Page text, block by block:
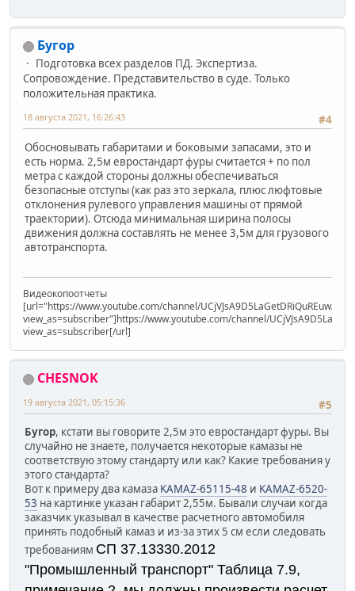
Бугор
Подготовка всех разделов ПД. Экспертиза.
Сопровождение. Представительство в суде. Только
положительная практика.
#4
18 августа 2021, 16:26:43
Обосновывать габаритами и боковыми запасами, это и
есть норма. 2,5м евростандарт фуры считается + по пол
метра с каждой стороны должны обеспечиваться
безопасные отступы (как раз это зеркала, плюс люфтовые
отклонения рулевого управления машины от прямой
траектории). Отсюда минимальная ширина полосы
движения должна составлять не менее 3,5м для грузового
автотранспорта.
Видеокопоотчеты
[url="https://www.youtube.com/channel/UCjVJsA9D5LaGetDRiQuREuw/
view_as=subscriber"]https://www.youtube.com/channel/
view_as=subscriber[/url]
CHESNOK
#5
19 августа 2021, 05:15:36
Бугор, кстати вы говорите 2,5м это евростандарт фуры. Вы
случайно не знаете, получается некоторые камазы не
соответствую этому стандарту или как? Какие требования у
этого стандарта?
Вот к примеру два камаза KAMAZ-65115-48 и KAMAZ-6520-
53 на картинке указан габарит 2,55м. Бывали случаи когда
заказчик указывал в качестве расчетного автомобиля
принять подобный камаз и из-за этих 5 см если следовать
требованиям СП 37.13330.2012
"Промышленный транспорт" Таблица 7.9,